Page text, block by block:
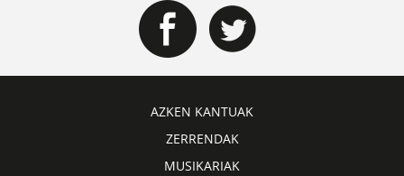
AZKEN KANTUAK
ZERRENDAK
MUSIKARIAK